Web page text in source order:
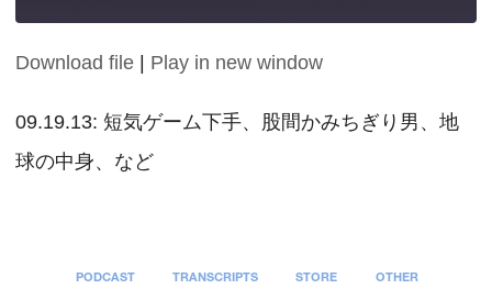
SHARE
LINK
EMBED
Download file Play in new window
09.19.13: 短気ゲーム下手、股間かみちぎり男、地
球の中身、など
PODCAST TRANSCRIPTS STORE OTHER